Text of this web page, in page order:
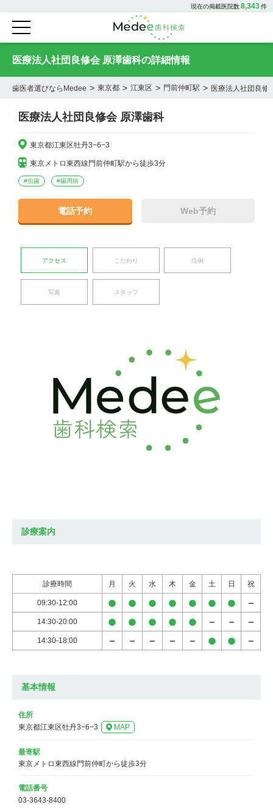
現在の掲載医院数8,343件
医療法人社団良修会 原澤歯科の詳細情報
歯医者選びならMedee > 東京都 > 江東区 > 門前仲町駅 > 医療法人社団良修
医療法人社団良修会 原澤歯科
東京都江東区牡丹3−6−3
東京メトロ東西線門前仲町駅から徒歩3分
#虫歯 #歯周病
電話予約 Web予約
アクセス こだわり 症例
写真 スタッフ
診療案内
診療時間 月 火 水 木 金 土 日 祝
09:30-12:00
14:30-20:00
14:30-18:00
基本情報
住所
東京都江東区牡丹3−6−3
MAP
最寄駅
東京メトロ東西線門前仲町から徒歩3分
電話番号
03-3643-8400